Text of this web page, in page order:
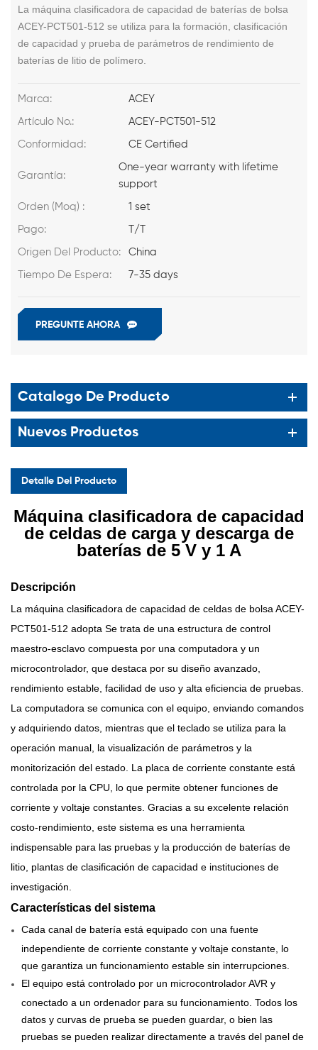
La máquina clasificadora de capacidad de baterías de bolsa
ACEY-PCT501-512 se utiliza para la formación, clasificación
de capacidad y prueba de parámetros de rendimiento de
baterías de litio de polímero.
Marca: ACEY
Artículo No.: ACEY-PCT501-512
Conformidad: CE Certified
Garantía:
One-year warranty with lifetime
support
Orden (Moq) : 1 set
Pago: T/T
Origen Del Producto: China
Tiempo De Espera: 7-35 days
PREGUNTE AHORA
Catalogo De Producto
Nuevos Productos
Detalle Del Producto
Máquina clasificadora de capacidad
de celdas de carga y descarga de
baterías de 5 V y 1 A
Descripción
La máquina clasificadora de capacidad de celdas de bolsa ACEY-
PCT501-512 adopta Se trata de una estructura de control
maestro-esclavo compuesta por una computadora y un
microcontrolador, que destaca por su diseño avanzado,
rendimiento estable, facilidad de uso y alta eficiencia de pruebas.
La computadora se comunica con el equipo, enviando comandos
y adquiriendo datos, mientras que el teclado se utiliza para la
operación manual, la visualización de parámetros y la
monitorización del estado. La placa de corriente constante está
controlada por la CPU, lo que permite obtener funciones de
corriente y voltaje constantes. Gracias a su excelente relación
costo-rendimiento, este sistema es una herramienta
indispensable para las pruebas y la producción de baterías de
litio, plantas de clasificación de capacidad e instituciones de
investigación.
Características del sistema
Cada canal de batería está equipado con una fuente
independiente de corriente constante y voltaje constante, lo
que garantiza un funcionamiento estable sin interrupciones.
El equipo está controlado por un microcontrolador AVR y
conectado a un ordenador para su funcionamiento. Todos los
datos y curvas de prueba se pueden guardar, o bien las
pruebas se pueden realizar directamente a través del panel de